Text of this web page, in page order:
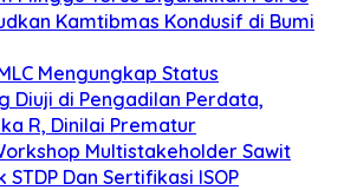
Kamtibmas Kondusif di Bumi
Mengungkap Status
Diuji di Pengadilan Perdata,
R, Dinilai Prematur
Multistakeholder Sawit
Dan Sertifikasi ISOP